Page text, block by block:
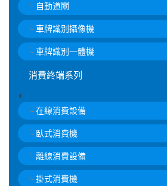
自動道閘
車牌識別攝像機
車牌識別一體機
消費終端系列
+
在線消費設備
臥式消費機
離線消費設備
掛式消費機